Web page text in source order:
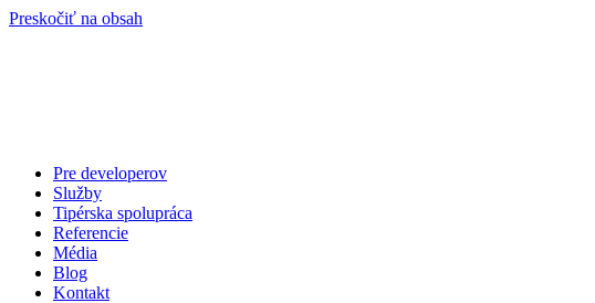
Preskočiť na obsah
Pre developerov
Služby
Tipérska spolupráca
Referencie
Média
Blog
Kontakt